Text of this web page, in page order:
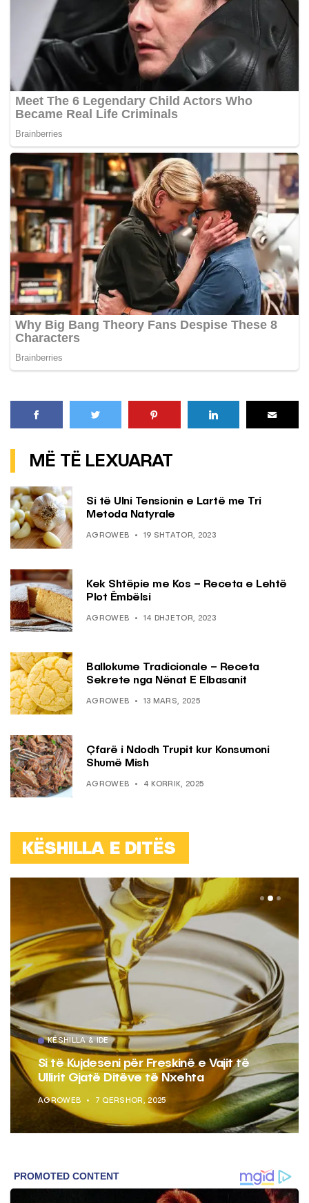
MË TË LEXUARAT
Si të Ulni Tensionin e Lartë me Tri
Metoda Natyrale
AGROWEB 19 SHTATOR, 2023
Kek Shtëpie me Kos – Receta e Lehtë
Plot Ëmbëlsi
AGROWEB 14 DHJETOR, 2023
Ballokume Tradicionale – Receta
Sekrete nga Nënat E Elbasanit
AGROWEB 13 MARS, 2025
Çfarë i Ndodh Trupit kur Konsumoni
Shumë Mish
AGROWEB 4 KORRIK, 2025
KËSHILLA E DITËS
KËSHILLA & IDE
Si të Kujdeseni për Freskinë e Vajit të
Ullirit Gjatë Ditëve të Nxehta
AGROWEB 7 QERSHOR, 2025